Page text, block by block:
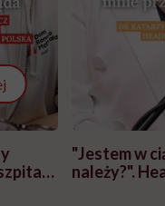
"Jestem w
należy?".